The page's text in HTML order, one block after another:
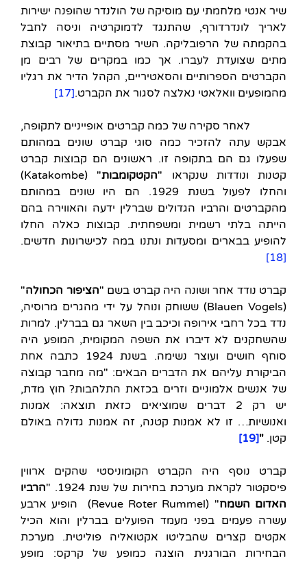
שיר אנטי מלחמתי עם מוסיקה של הולנדר שהופנה ישירות
לאריך לונדרדורף, שהתנגד לדמוקרטיה וניסה לחבל
בהקמתה של הרפובליקה. השיר מסתיים בתיאור קבוצת
מתים שצועדת לעברו. אך כמו במקרים של רבים מן
הקברטים הספרותיים והסאטיריים, הקהל הדיר את רגליו
מהמופעים וואלאטי נאלצה לסגור את הקברט.[17]
לאחר סקירה של כמה קברטים אופייניים לתקופה,
אבקש עתה להזכיר כמה סוגי קברט שונים במהותם
שפעלו גם הם בתקופה זו. ראשונים הם קבוצות קברט
קטנות ונודדות שנקראו "הקטקומבות
" (Katakombe)
והחלו לפעול בשנת 1929. הם היו שונים במהותם
מהקברטים והרביו הגדולים שברלין ידעה והאווירה בהם
הייתה בלתי רשמית ומשפחתית. קבוצות כאלה החלו
להופיע בבארים ומסעדות ונתנו במה לכישרונות חדשים.
[18]
קברט נודד אחר ושונה היה קברט בשם "הציפור הכחולה"
(Blauen Vogels) ששוחק ונוהל על ידי מהגרים מרוסיה,
נדד בכל רחבי אירופה וכיכב בין השאר גם בברלין. למרות
שהשחקנים לא דיברו את השפה המקומית, המופע היה
סוחף חושים ועוצר נשימה. בשנת 1924 כתבה אחת
הביקורת עליהם את הדברים הבאים: "מה מחבר קבוצה
של אנשים אלמוניים וזרים בכזאת התלהבות? חוץ מדת,
יש רק 2 דברים שמוציאים כזאת תוצאה: אמנות
ואנושיות… זו לא אמנות קטנה, זה אמנות גדולה באולם
קטן. "
[19]
קברט נוסף היה הקברט הקומוניסטי שהקים ארווין
פיסקטור לקראת מערכת בחירות של שנת 1924. "
הרביו
האדום השמח
" (Revue Roter Rummel) הופיע ארבע
עשרה פעמים בפני מעמד הפועלים בברלין והוא הכיל
אקטים קצרים שהבליטו אקטואליה פוליטית. מערכת
הבחירות הבורגנית הוצגה כמופע של קרקס: מופע